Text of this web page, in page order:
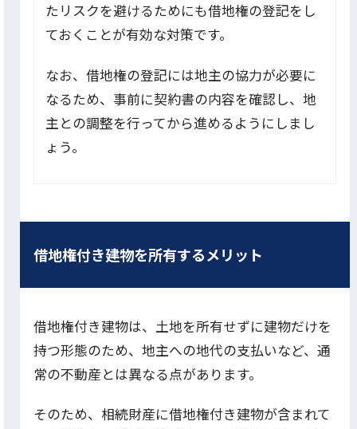
たリスクを避けるためにも借地権の登記をし
ておくことが有効な対策です。
なお、借地権の登記には地主の協力が必要に
なるため、事前に契約書の内容を確認し、地
主との調整を行ってから進めるようにしまし
ょう。
借地権付き建物を所有するメリット
借地権付き建物は、土地を所有せずに建物だけを
持つ形態のため、地主への地代の支払いなど、通
常の不動産とは異なる点があります。
そのため、相続財産に借地権付き建物が含まれて